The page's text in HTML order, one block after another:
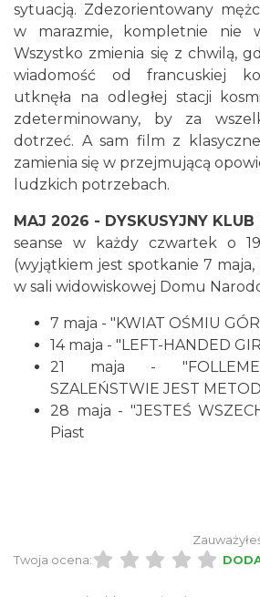
Cieszyn
0.09 km
0.09 km
Wystawa: Z ONDRASZKIEM
60-lecie Turystycznego
PTTK "Ondraszek"
Cieszyn
sytuacją. Zdezorientowany
w marazmie, kompletnie nie
Wszystko zmienia się z chwilą,
wiadomość od francuskiej
utknęła na odległej stacji
zdeterminowany, by za
dotrzeć. A sam film z
zamienia się w przejmującą
ludzkich potrzebach.
MAJ 2026 - DYSKUSYJNY
seanse w każdy czwartek o
(wyjątkiem jest spotkanie 7
w sali widowiskowej Domu
7 maja - "KWIAT OŚMIU
14 maja - "LEFT-HANDED
21 maja -
SZALEŃSTWIE JEST
28 maja - "JESTEŚ
Piast
Twoja ocena: